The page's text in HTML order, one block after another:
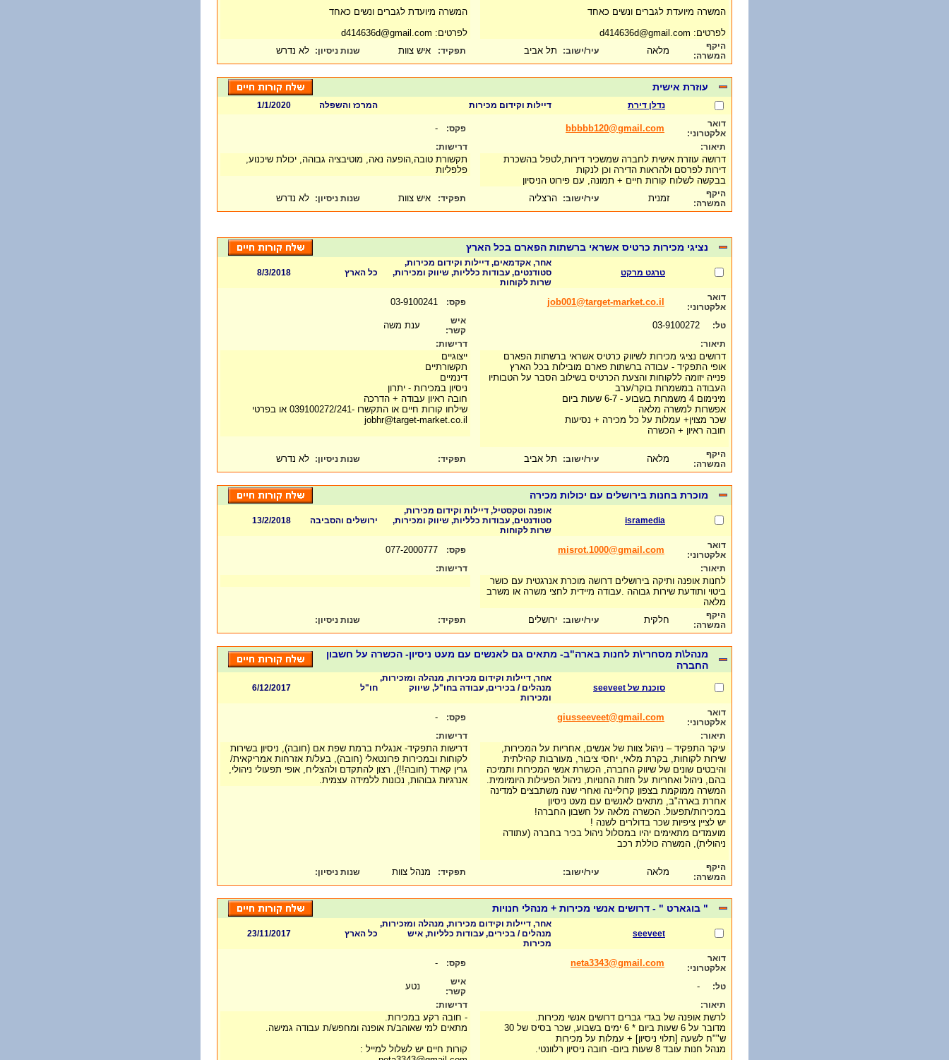
המשרה מיועדת לגברים ונשים כאחד
לפרטים: d414636d@gmail.com
המשרה מיועדת לגברים ונשים כאחד
לפרטים: d414636d@gmail.com
היקף
המשרה:
מלאה עיר/ישוב: תל אביב תפקיד: איש צוות שנות ניסיון: לא נדרש
עוזרת אישית
נדלן דירת דיילות וקידום מכירות המרכז והשפלה
1/1/2020
דואר
אלקטרוני:
bbbbb120@gmail.com פקס: -
תיאור:
דרושה עוזרת אישית לחברה שמשכיר דירות,לטפל בהשכרת
דירות לפרסם ולהראות הדירה וכן לנקות
בבקשה לשלוח קורות חיים + תמונה, עם פירוט הניסיון
דרישות:
תקשורת טובה,הופעה נאה, מוטיבציה גבוהה, יכולת שיכנוע,
פלפליות
היקף
המשרה:
זמנית עיר/ישוב: הרצליה תפקיד: איש צוות שנות ניסיון: לא נדרש
נציגי מכירות כרטיס אשראי ברשתות הפארם בכל הארץ
טרגט מרקט
אחר, אקדמאים, דיילות וקידום מכירות,
סטודנטים, עבודות כלליות, שיווק ומכירות,
שרות לקוחות
כל הארץ 8/3/2018
דואר
אלקטרוני:
job001@target-market.co.il פקס:
טל:
איש
קשר:
ענת משה
תיאור:
דרושים נציגי מכירות לשיווק כרטיס אשראי ברשתות הפארם
אופי התפקיד - עבודה ברשתות פארם מובילות בכל הארץ
פנייה יזומה ללקוחות והצעת הכרטיס בשילוב הסבר על הטבותיו
העבודה במשמרות בוקר/ערב
מינימום 4 משמרות בשבוע - 6-7 שעות ביום
אפשרות למשרה מלאה
שכר מצוין+ עמלות על כל מכירה + נסיעות
חובה ראיון + הכשרה
דרישות:
ייצוגיים
תקשורתיים
דינמיים
ניסיון במכירות - יתרון
חובה ראיון עבודה + הדרכה
שילחו קורות חיים או התקשרו -039100272/241 או בפרטי
jobhr@target-market.co.il
היקף
המשרה:
מלאה עיר/ישוב: תל אביב תפקיד: שנות ניסיון: לא נדרש
מוכרת בחנות בירושלים עם יכולות מכירה
isramedia
אופנה וטקסטיל, דיילות וקידום מכירות,
סטודנטים, עבודות כלליות, שיווק ומכירות,
שרות לקוחות
ירושלים והסביבה 13/2/2018
דואר
אלקטרוני:
misrot.1000@gmail.com פקס:
תיאור:
לחנות אופנה ותיקה בירושלים דרושה מוכרת אנרגטית עם כושר
ביטוי ותודעת שירות גבוהה .עבודה מיידית לחצי משרה או משרב
מלאה
דרישות:
היקף
המשרה:
חלקית עיר/ישוב: ירושלים תפקיד: שנות ניסיון:
מנהל\ת מסחרי\ת לחנות בארה"ב- מתאים גם לאנשים עם מעט ניסיון- הכשרה על חשבון
החברה
סוכנת של seeveet
אחר, דיילות וקידום מכירות, מנהלה ומזכירות,
מנהלים / בכירים, עבודה בחו"ל, שיווק
ומכירות
חו"ל 6/12/2017
דואר
אלקטרוני:
giusseeveet@gmail.com פקס: -
תיאור:
עיקר התפקיד – ניהול צוות של אנשים, אחריות על המכירות,
שירות לקוחות, בקרת מלאי, יחסי ציבור, מעורבות קהילתית
והיבטים שונים של שיווק החברה, הכשרת אנשי המכירות ותמיכה
בהם, ניהול ואחריות על חזות החנויות, ניהול הפעילות היומיומית.
המשרה ממוקמת בצפון קרוליינה ואחרי שנה משתבצים למדינה
אחרת בארה"ב, מתאים לאנשים עם מעט ניסיון
במכירות/תפעול. הכשרה מלאה על חשבון החברה!
יש לציין ציפיות שכר בדולרים לשנה !
מועמדים מתאימים יהיו במסלול ניהול בכיר בחברה (עתודה
ניהולית), המשרה כוללת רכב
דרישות:
דרישות התפקיד- אנגלית ברמת שפת אם (חובה), ניסיון בשירות
לקוחות ובמכירות פרונטאלי (חובה), בעל/ת אזרחות אמריקאית/
גרין קארד (חובה!!), רצון להתקדם ולהצליח, אופי תפעולי ניהולי,
אנרגיות גבוהות, נכונות ללמידה עצמית.
היקף
המשרה:
מלאה עיר/ישוב: תפקיד: מנהל צוות שנות ניסיון:
" בוגארט " - דרושים אנשי מכירות + מנהלי חנויות
seeveet
אחר, דיילות וקידום מכירות, מנהלה ומזכירות,
מנהלים / בכירים, עבודות כלליות, איש
מכירות
כל הארץ 23/11/2017
דואר
אלקטרוני:
neta3343@gmail.com פקס: -
טל: -
איש
קשר:
נטע
תיאור:
לרשת אופנה של בגדי גברים דרושים אנשי מכירות.
מדובר על 6 שעות ביום * 6 ימים בשבוע, שכר בסיס של 30
ש""ח לשעה [תלוי ניסיון] + עמלות על מכירות
מנהל חנות עובד 8 שעות ביום- חובה ניסיון רלוונטי.
דרישות:
- חובה רקע במכירות.
מתאים למי שאוהב/ת אופנה ומחפש/ת עבודה גמישה.
קורות חיים יש לשלול למייל :